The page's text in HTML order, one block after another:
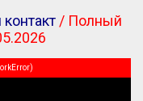
/ Полный